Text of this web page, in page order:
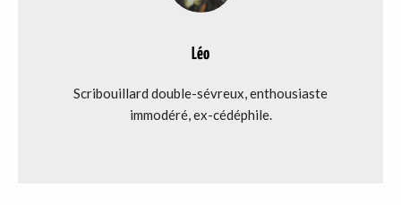
Léo
Scribouillard double-sévreux, enthousiaste
immodéré, ex-cédéphile.